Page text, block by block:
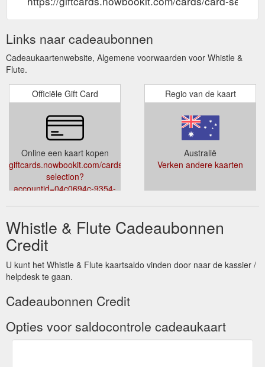
Links naar cadeaubonnen
Cadeaukaartenwebsite, Algemene voorwaarden voor Whistle &
Flute.
Officiële Gift Card
Online een kaart kopen
giftcards.nowbookit.com/cards/card-
selection?
accountid=04c0694c-9354-
Regio van de kaart
Australië
Verken andere kaarten
Whistle & Flute Cadeaubonnen
Credit
U kunt het Whistle & Flute kaartsaldo vinden door naar de kassier /
helpdesk te gaan.
Cadeaubonnen Credit
Opties voor saldocontrole cadeaukaart